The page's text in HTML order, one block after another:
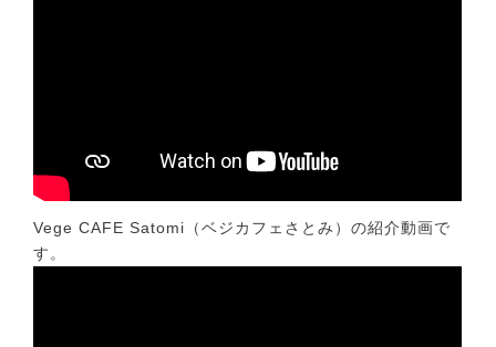
Vege CAFE Satomi（ベジカフェさとみ）の紹介動画で
す。